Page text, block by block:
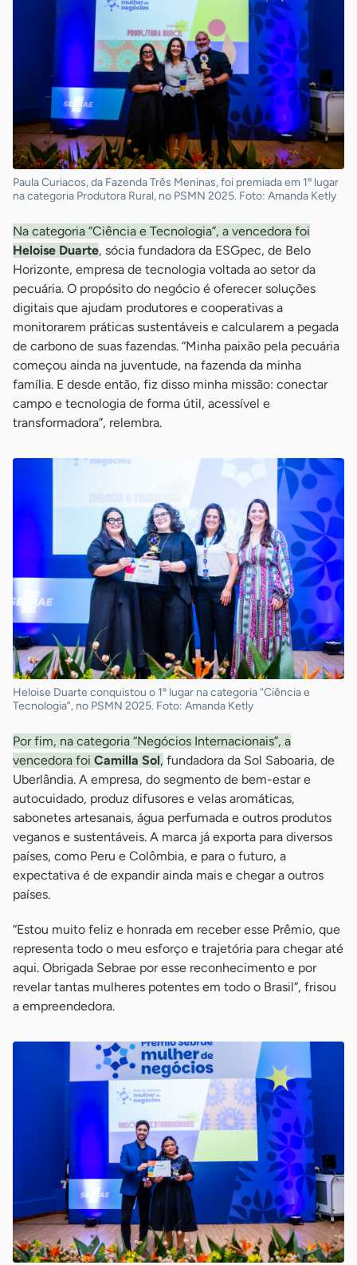
Paula Curiacos, da Fazenda Três Meninas, foi premiada em 1º lugar
na categoria Produtora Rural, no PSMN 2025. Foto: Amanda Ketly
Na categoria “Ciência e Tecnologia”, a vencedora foi
Heloise Duarte, sócia fundadora da ESGpec, de Belo
Horizonte, empresa de tecnologia voltada ao setor da
pecuária. O propósito do negócio é oferecer soluções
digitais que ajudam produtores e cooperativas a
monitorarem práticas sustentáveis e calcularem a pegada
de carbono de suas fazendas. “Minha paixão pela pecuária
começou ainda na juventude, na fazenda da minha
família. E desde então, fiz disso minha missão: conectar
campo e tecnologia de forma útil, acessível e
transformadora”, relembra.
Heloise Duarte conquistou o 1º lugar na categoria “Ciência e
Tecnologia”, no PSMN 2025. Foto: Amanda Ketly
Por fim, na categoria “Negócios Internacionais”, a
vencedora foi Camilla Sol, fundadora da Sol Saboaria, de
Uberlândia. A empresa, do segmento de bem-estar e
autocuidado, produz difusores e velas aromáticas,
sabonetes artesanais, água perfumada e outros produtos
veganos e sustentáveis. A marca já exporta para diversos
países, como Peru e Colômbia, e para o futuro, a
expectativa é de expandir ainda mais e chegar a outros
países.
“Estou muito feliz e honrada em receber esse Prêmio, que
representa todo o meu esforço e trajetória para chegar até
aqui. Obrigada Sebrae por esse reconhecimento e por
revelar tantas mulheres potentes em todo o Brasil”, frisou
a empreendedora.